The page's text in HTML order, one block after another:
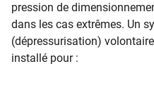
pression de
dans les cas extrêmes. Un
(dépressurisation)
installé pour :